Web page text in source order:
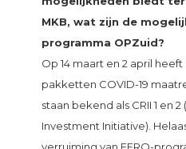
MKB, wat zijn de
programma OPZuid?
Op 14 maart en 2 april
pakketten COVID-19
staan bekend als CRII 1 en 2
Investment Initiative).
verruiming van EFRO-